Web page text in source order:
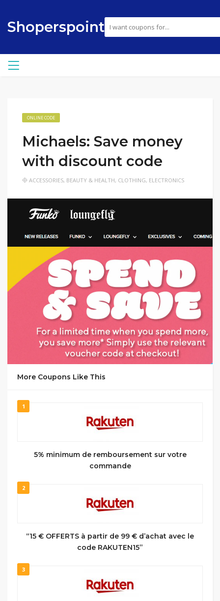
Shoperspoint
ONLINE CODE
Michaels: Save money
with discount code
ACCESSORIES, BEAUTY & HEALTH, CLOTHING, ELECTRONICS
GET CODE 5SA
More Coupons Like This
1
5% minimum de remboursement sur votre
commande
2
“15 € OFFERTS à partir de 99 € d’achat avec le
code RAKUTEN15”
3